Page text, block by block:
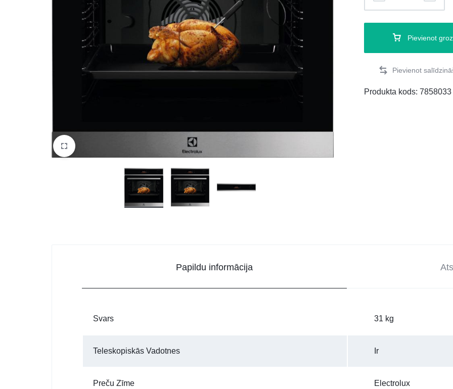
DATORTEHNIKA, PRECES
BIROJAM
KLIMATAM
SPORTAM UN ATPŪTAI
Pievienot
Produkta kods:7858033
Papildu informācija
Svars 31 kg
Teleskopiskās Vadotnes Ir
Preču Zīme Electrolux